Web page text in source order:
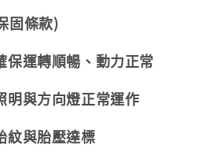
固條款)
運轉順暢、動力正常
與方向燈正常運作
與胎壓達標